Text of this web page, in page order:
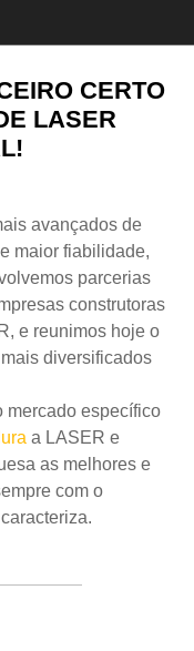
CERTO
LASER
avançados de
maior fiabilidade,
parcerias
construtoras
e reunimos hoje o
diversificados
mercado específico
a LASER e
as melhores e
com o